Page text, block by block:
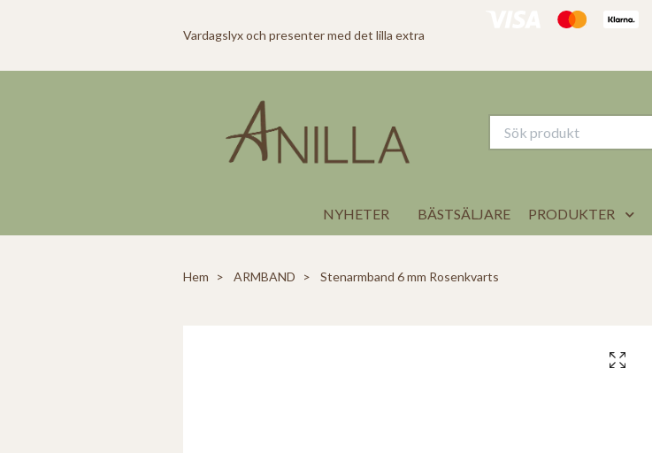
Vardagslyx och presenter med det lilla extra
NYHETER BÄSTSÄLJARE PRODUKTER
Hem ARMBAND Stenarmband 6 mm Rosenkvarts